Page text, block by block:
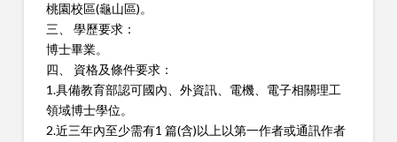
桃園校區(龜山區)。
三、 學歷要求：
博士畢業。
四、 資格及條件要求：
1.具備教育部認可國內、外資訊、電機、電子相關理工
領域博士學位。
2.近三年內至少需有1 篇(含)以上以第一作者或通訊作者